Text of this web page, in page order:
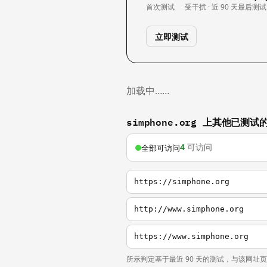
首次测试 受干扰 · 近 90 天最后测试
立即测试
加载中……
simphone.org 上其他已测试
全部可访问4 可访问
https://simphone.org
http://www.simphone.org
https://www.simphone.org
所示判定基于最近 90 天的测试，与该网址页